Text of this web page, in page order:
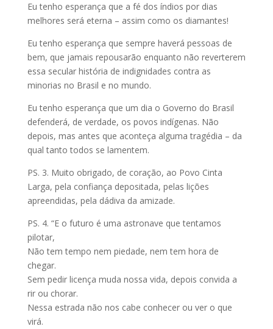
Eu tenho esperança que a fé dos índios por dias
melhores será eterna – assim como os diamantes!
Eu tenho esperança que sempre haverá pessoas de
bem, que jamais repousarão enquanto não reverterem
essa secular história de indignidades contra as
minorias no Brasil e no mundo.
Eu tenho esperança que um dia o Governo do Brasil
defenderá, de verdade, os povos indígenas. Não
depois, mas antes que aconteça alguma tragédia – da
qual tanto todos se lamentem.
PS. 3. Muito obrigado, de coração, ao Povo Cinta
Larga, pela confiança depositada, pelas lições
apreendidas, pela dádiva da amizade.
PS. 4. “E o futuro é uma astronave que tentamos
pilotar,
Não tem tempo nem piedade, nem tem hora de
chegar.
Sem pedir licença muda nossa vida, depois convida a
rir ou chorar.
Nessa estrada não nos cabe conhecer ou ver o que
virá.